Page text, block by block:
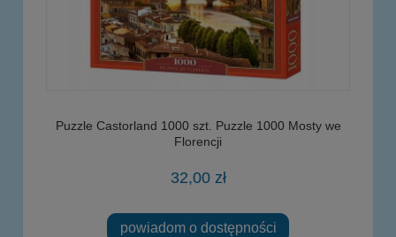
Puzzle Castorland 1000 szt. Puzzle 1000 Mosty we
Florencji
32,00 zł
powiadom o dostępności